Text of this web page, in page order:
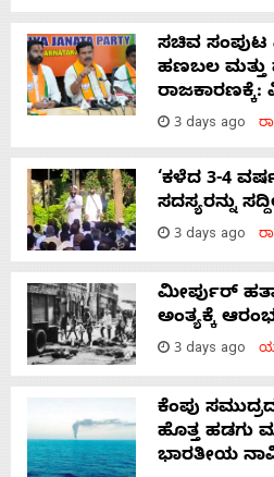
ಸಚಿವ ಸಂಪುಟ
ಹಣಬಲ ಮತ್ತು
3 days ago
‘ಕಳೆದ 3-4
ಸದಸ್ಯರನ್ನು
3 days ago
ಮೀರ್ಪುರ್
ಅಂತ್ಯಕ್ಕೆ
3 days ago
ಕೆಂಪು
ಹೊತ್ತ ಹಡಗು
ಭಾರತೀಯ